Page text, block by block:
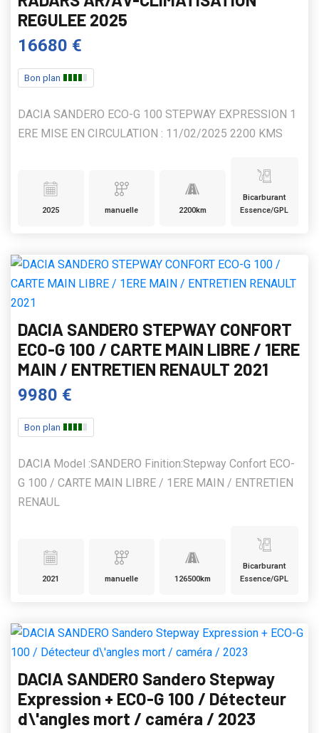
REGULEE 2025
16680 €
Bon plan
DACIA SANDERO ECO-G 100 STEPWAY EXPRESSION 1
ERE MISE EN CIRCULATION : 11/02/2025 2200 KMS
2025 manuelle 2200km
Bicarburant
Essence/GPL
DACIA SANDERO STEPWAY CONFORT
ECO-G 100 / CARTE MAIN LIBRE / 1ERE
MAIN / ENTRETIEN RENAULT 2021
9980 €
Bon plan
DACIA Model :SANDERO Finition:Stepway Confort ECO-
G 100 / CARTE MAIN LIBRE / 1ERE MAIN / ENTRETIEN
RENAUL
2021 manuelle 126500km
Bicarburant
Essence/GPL
DACIA SANDERO Sandero Stepway
Expression + ECO-G 100 / Détecteur
d\'angles mort / caméra / 2023